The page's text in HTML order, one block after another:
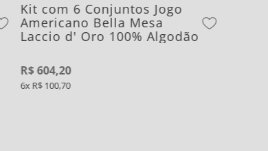
Kit com 6 Conjuntos Jogo
Americano Bella Mesa
Laccio d' Oro 100% Algodão
R$604,20
6 R$100,70